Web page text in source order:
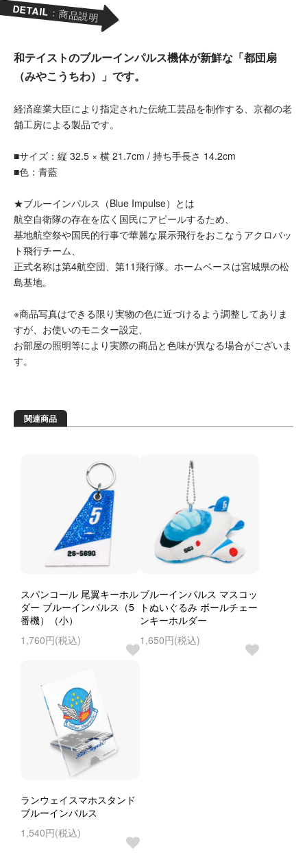
DETAIL：商品説明
和テイストのブルーインパルス機体が新鮮な「都団扇
（みやこうちわ）」です。
経済産業大臣により指定された伝統工芸品を制作する、京都の老
舗工房による製品です。
■サイズ：縦 32.5 × 横 21.7cm / 持ち手長さ 14.2cm
■色：青藍
★ブルーインパルス（Blue Impulse）とは
航空自衛隊の存在を広く国民にアピールするため、
基地航空祭や国民的行事で華麗な展示飛行をおこなうアクロバッ
ト飛行チーム、
正式名称は第4航空団、第11飛行隊。ホームベースは宮城県の松
島基地。
※商品写真はできる限り実物の色に近づけるよう調整してありま
すが、お使いのモニター設定、
お部屋の照明等により実際の商品と色味が異なる場合がございま
す。
関連商品
スパンコール 尾翼キーホル
ダー ブルーインパルス（5
番機）（小）
1,760円(税込)
ブルーインパルス マスコッ
トぬいぐるみ ボールチェー
ンキーホルダー
1,650円(税込)
ランウェイスマホスタンド
ブルーインパルス
1,540円(税込)